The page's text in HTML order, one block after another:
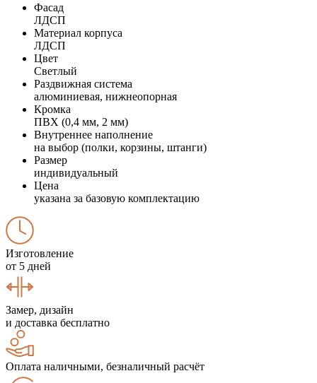
Фасад
ЛДСП
Материал корпуса
ЛДСП
Цвет
Светлый
Раздвижная система
алюминиевая, нижнеопорная
Кромка
ПВХ (0,4 мм, 2 мм)
Внутреннее наполнение
на выбор (полки, корзины, штанги)
Размер
индивидуальный
Цена
указана за базовую комплектацию
Изготовление
от 5 дней
Замер, дизайн
и доставка бесплатно
Оплата наличными, безналичный расчёт